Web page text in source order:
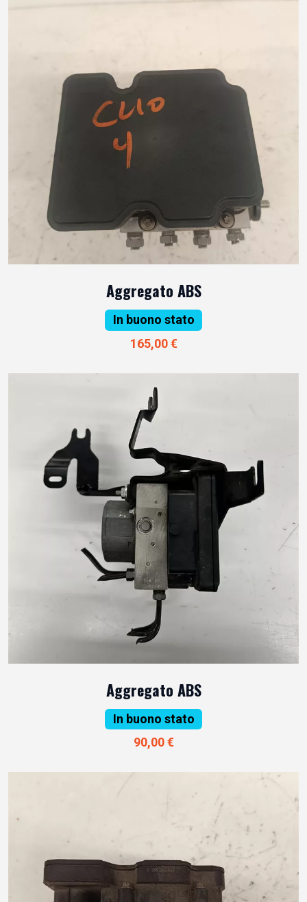
Aggregato ABS
In buono stato
165,00 €
Aggregato ABS
In buono stato
90,00 €